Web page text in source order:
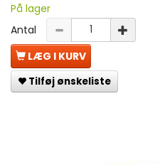
På lager
Antal
LÆG I KURV
Tilføj ønskeliste